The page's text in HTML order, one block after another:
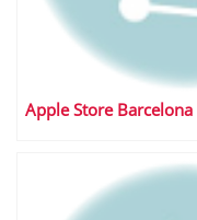
Apple Store Barcelona